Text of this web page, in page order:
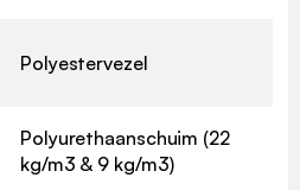
Polyestervezel
Polyurethaanschuim (22
kg/m3 & 9 kg/m3)